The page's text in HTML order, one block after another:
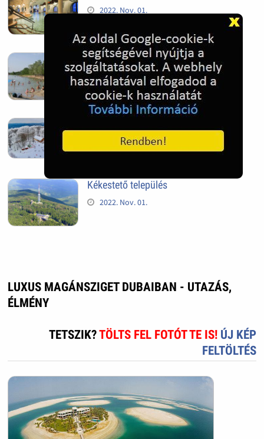
2022. Nov. 01.
Sándorfalva, Nádastó
2022. Nov. 01.
Kékestető
2022. Nov. 01.
Kékestető település
2022. Nov. 01.
LUXUS MAGÁNSZIGET DUBAIBAN - UTAZÁS,
ÉLMÉNY
TETSZIK?TÖLTS FEL FOTÓT TE IS! ÚJ KÉP
FELTÖLTÉS